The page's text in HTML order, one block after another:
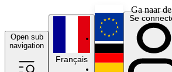
Ga naar
Open sub
navigation
Français
English
Deutsch
Se